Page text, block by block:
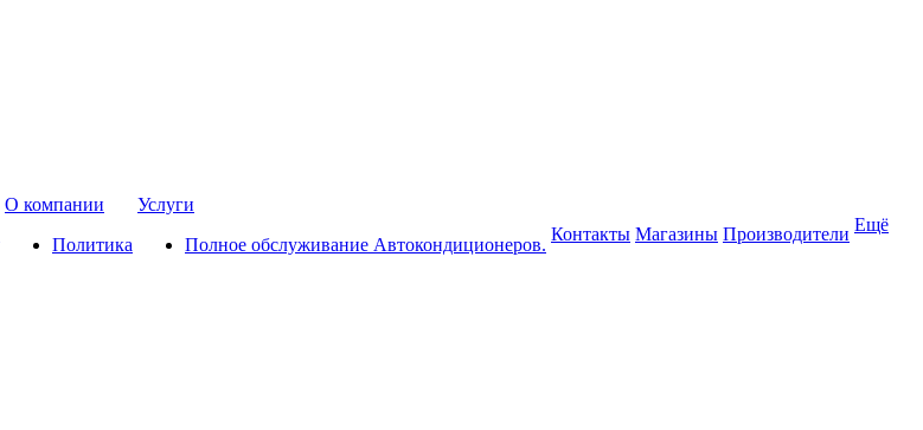
О компании
Политика
Услуги
Полное обслуживание Автокондиционеров.
Контакты Магазины Производители Ещё